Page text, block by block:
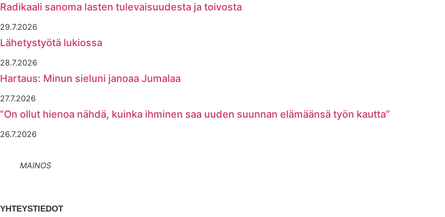
Radikaali sanoma lasten tulevaisuudesta ja toivosta
29.7.2026
Lähetystyötä lukiossa
28.7.2026
Hartaus: Minun sieluni janoaa Jumalaa
27.7.2026
”On ollut hienoa nähdä, kuinka ihminen saa uuden suunnan elämäänsä työn kautta”
26.7.2026
MAINOS
YHTEYSTIEDOT